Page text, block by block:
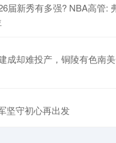
届新秀有多强? NBA高管:
成却难投产，铜陵有色南
坚守初心再出发